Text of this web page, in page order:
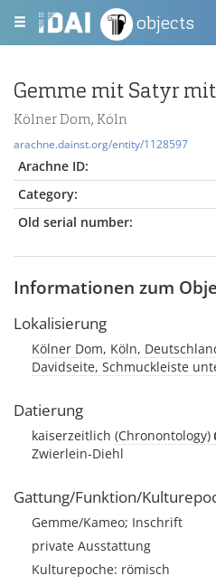
objects
Kölner Dom, Köln
arachne.dainst.org/entity/1128597
Arachne ID:
Category:
Old serial number:
Informationen zum
Lokalisierung
Kölner Dom, Köln,
Davidseite, Schmuckleiste
Datierung
kaiserzeitlich (Chronontology)
Zwierlein-Diehl
Gattung/Funktion/
Gemme/Kameo; Inschrift
private Ausstattung
Kulturepoche: römisch